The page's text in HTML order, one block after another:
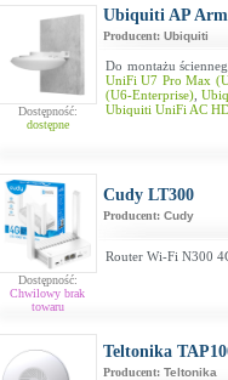
Dostępność:
dostępne
Ubiquiti AP
Producent: Ubiquiti
Do montażu
UniFi U7 Pro Max
(U6-Enterprise)
Ubiquiti UniFi AC
Dostępność:
Chwilowy brak
towaru
Cudy LT300
Producent: Cudy
Router Wi-Fi N300
Teltonika
Producent: Teltonika